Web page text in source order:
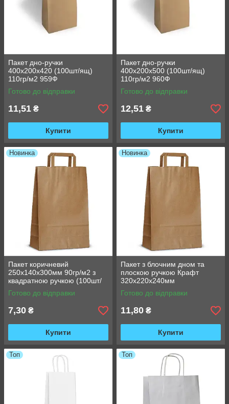
Пакет дно-ручки
400х200х420 (100шт/ящ)
110гр/м2 959Ф
Готово до відправки
11,51 ₴
Купити
Пакет дно-ручки
400х200х500 (100шт/ящ)
110гр/м2 960Ф
Готово до відправки
12,51 ₴
Купити
Новинка
Пакет коричневий
250х140х300мм 90гр/м2 з
квадратною ручкою (100шт/
уп)
Готово до відправки
7,30 ₴
Купити
Новинка
Пакет з блочним дном та
плоскою ручкою Крафт
320х220х240мм
Готово до відправки
11,80 ₴
Купити
Топ Топ